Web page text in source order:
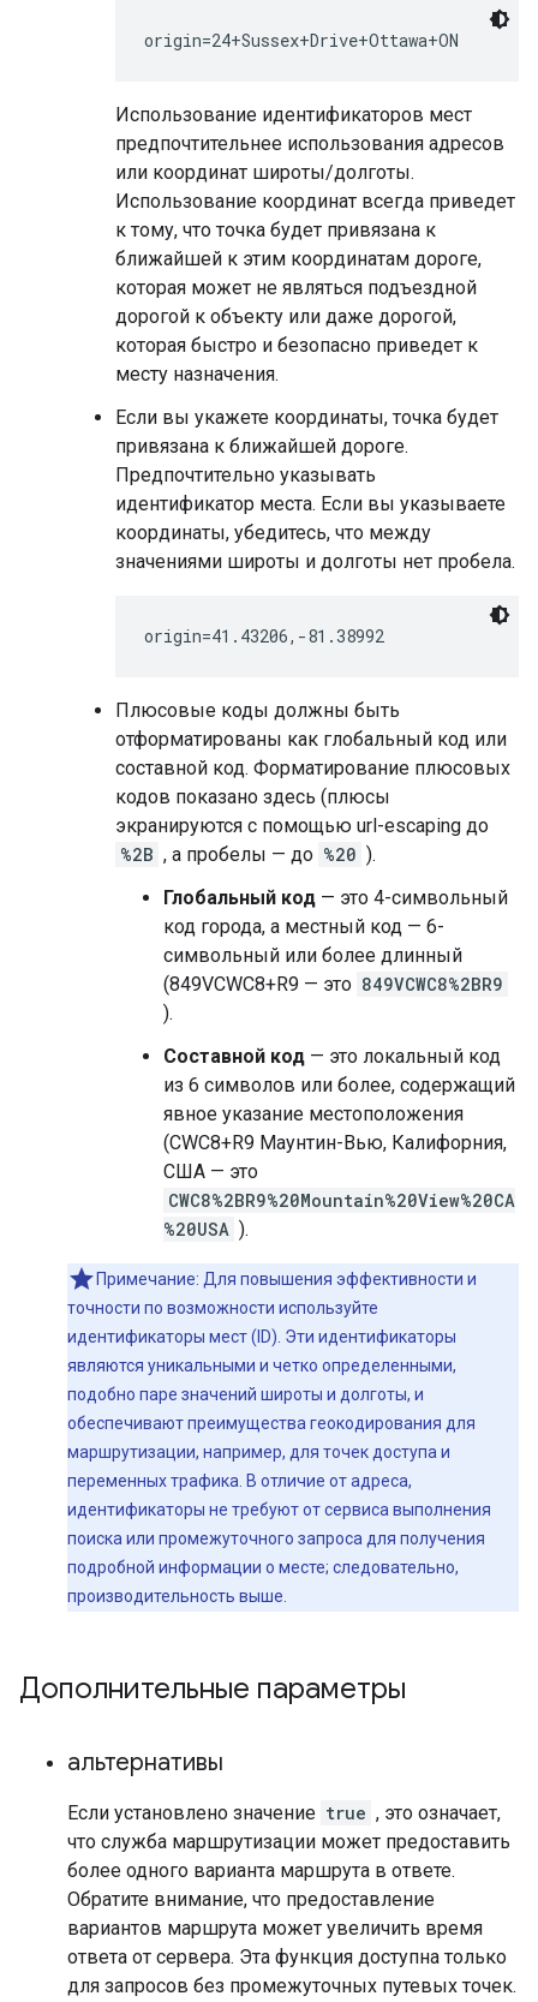
Использование идентификаторов мест
предпочтительнее использования адресов
или координат широты/долготы.
Использование координат всегда приведет
к тому, что точка будет привязана к
ближайшей к этим координатам дороге,
которая может не являться подъездной
дорогой к объекту или даже дорогой,
которая быстро и безопасно приведет к
месту назначения.
Если вы укажете координаты, точка будет
привязана к ближайшей дороге.
Предпочтительно указывать
идентификатор места. Если вы указываете
координаты, убедитесь, что между
значениями широты и долготы нет пробела.
Плюсовые коды должны быть
отформатированы как глобальный код или
составной код. Форматирование плюсовых
кодов показано здесь (плюсы
экранируются с помощью url-escaping до
%2B , а пробелы — до %20 ).
Глобальный код — это 4-символьный
код города, а местный код — 6-
символьный или более длинный
(849VCWC8+R9 — это 849VCWC8%2BR9
).
Составной код — это локальный код
из 6 символов или более, содержащий
явное указание местоположения
(CWC8+R9 Маунтин-Вью, Калифорния,
США — это
CWC8%2BR9%20Mountain%20View%20CA
%20USA ).
Примечание: Для повышения эффективности и
точности по возможности используйте
идентификаторы мест (ID). Эти идентификаторы
являются уникальными и четко определенными,
подобно паре значений широты и долготы, и
обеспечивают преимущества геокодирования для
маршрутизации, например, для точек доступа и
переменных трафика. В отличие от адреса,
идентификаторы не требуют от сервиса выполнения
поиска или промежуточного запроса для получения
подробной информации о месте; следовательно,
производительность выше.
Дополнительные параметры
альтернативы
Если установлено значение true , это означает,
что служба маршрутизации может предоставить
более одного варианта маршрута в ответе.
Обратите внимание, что предоставление
вариантов маршрута может увеличить время
ответа от сервера. Эта функция доступна только
для запросов без промежуточных путевых точек.